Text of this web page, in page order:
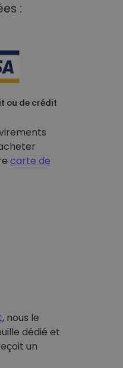
:
ou de crédit
carte de
, nous le
dédié et
un